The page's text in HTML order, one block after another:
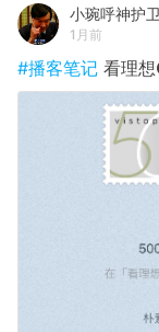
小琬呼神护卫
1月前
#播客笔记 看理